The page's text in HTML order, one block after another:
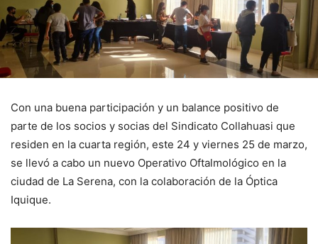
Con una buena participación y un balance positivo de
parte de los socios y socias del Sindicato Collahuasi que
residen en la cuarta región, este 24 y viernes 25 de marzo,
se llevó a cabo un nuevo Operativo Oftalmológico en la
ciudad de La Serena, con la colaboración de la Óptica
Iquique.